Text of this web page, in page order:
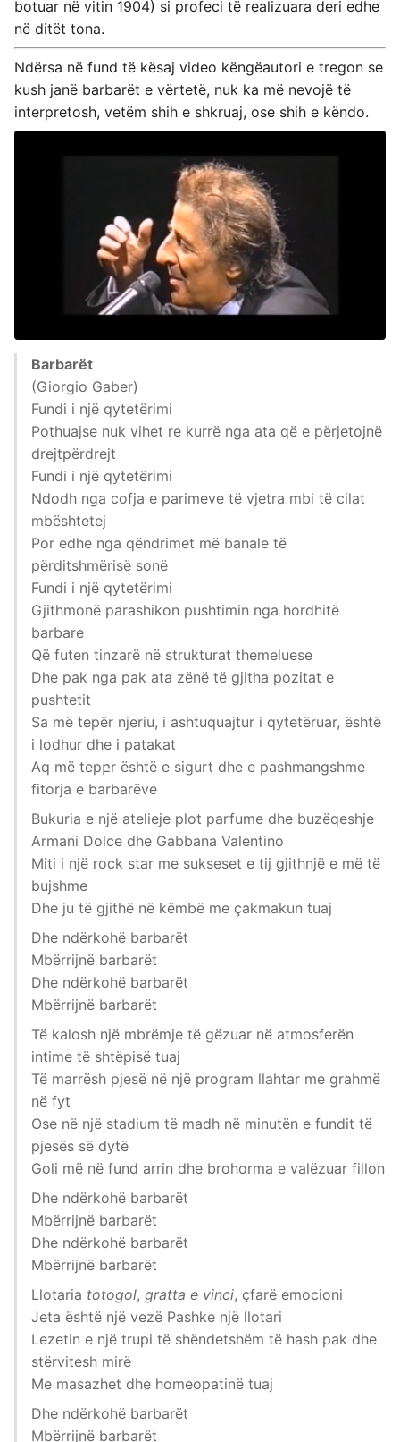
botuar në vitin 1904) si profeci të realizuara deri edhe
në ditët tona.
Ndërsa në fund të kësaj video këngëautori e tregon se
kush janë barbarët e vërtetë, nuk ka më nevojë të
interpretosh, vetëm shih e shkruaj, ose shih e këndo.
Barbarët
(Giorgio Gaber)
Fundi i një qytetërimi
Pothuajse nuk vihet re kurrë nga ata që e përjetojnë
drejtpërdrejt
Fundi i një qytetërimi
Ndodh nga cofja e parimeve të vjetra mbi të cilat
mbështetej
Por edhe nga qëndrimet më banale të
përditshmërisë sonë
Fundi i një qytetërimi
Gjithmonë parashikon pushtimin nga hordhitë
barbare
Që futen tinzarë në strukturat themeluese
Dhe pak nga pak ata zënë të gjitha pozitat e
pushtetit
Sa më tepër njeriu, i ashtuquajtur i qytetëruar, është
i lodhur dhe i patakat
Aq më tepբr është e sigurt dhe e pashmangshme
fitorja e barbarëve
Bukuria e një atelieje plot parfume dhe buzëqeshje
Armani Dolce dhe Gabbana Valentino
Miti i një rock star me sukseset e tij gjithnjë e më të
bujshme
Dhe ju të gjithë në këmbë me çakmakun tuaj
Dhe ndërkohë barbarët
Mbërrijnë barbarët
Dhe ndërkohë barbarët
Mbërrijnë barbarët
Të kalosh një mbrëmje të gëzuar në atmosferën
intime të shtëpisë tuaj
Të marrësh pjesë në një program llahtar me grahmë
në fyt
Ose në një stadium të madh në minutën e fundit të
pjesës së dytë
Goli më në fund arrin dhe brohorma e valëzuar fillon
Dhe ndërkohë barbarët
Mbërrijnë barbarët
Dhe ndërkohë barbarët
Mbërrijnë barbarët
Llotaria totogol, gratta e vinci, çfarë emocioni
Jeta është një vezë Pashke një llotari
Lezetin e një trupi të shëndetshëm të hash pak dhe
stërvitesh mirë
Me masazhet dhe homeopatinë tuaj
Dhe ndërkohë barbarët
Mbërrijnë barbarët